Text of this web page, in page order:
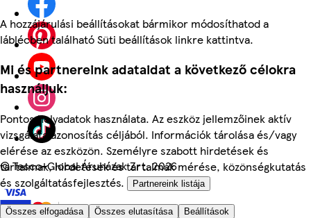
A hozzájárulási beállításokat bármikor módosíthatod a
láblécben található Süti beállítások linkre kattintva.
Mi és partnereink adataidat a következő célokra
használjuk:
Pontos helyadatok használata. Az eszköz jellemzőinek aktív
vizsgálata azonosítás céljából. Információk tárolása és/vagy
elérése az eszközön. Személyre szabott hirdetések és
tartalmak, hirdetések és tartalmak mérése, közönségkutatás
és szolgáltatásfejlesztés.
Partnereink listája
Összes elfogadása Összes elutasítása Beállítások
©Tesco-Global Áruházak Zrt. 2026